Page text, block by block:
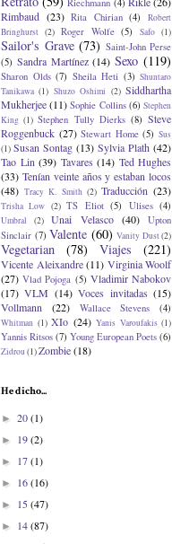
Rimbaud (23) Rita Chirian (4)
Robert
Bringhurst (2) Roger Wolfe (5) Safo (1)
Sailor's Grave (73) Saint-John Perse
(5) Sandra Martínez (14) Sexo (119)
Sharon Olds (7) Sheila Heti (3) Shuntaro
Tanikawa (1) Shuzo Oshimi (2) Siddhartha
Mukherjee (11) Sophie Collins (6) Stephen
King (1) Stephen Tully Dierks (8) Steve
Roggenbuck (27) Stewart Home (5) Sus
(1) Susan Sontag (13) Sylvia Plath (42)
Tao Lin (39) Tavares (14) Ted Hughes
(33) Tenían veinte años y estaban locos
(48) Tracy K. Smith (2) Traducción (23)
Trisha Low (2) TS Eliot (5) Ulises (4)
Umbral (2) Unai Velasco (40)
Upton
Sinclair (7) Valente (60) Vanity Dust(2)
Vegetarian (78) Viajes (221)
Vicente Aleixandre (11) Virginia Woolf
(27) Vlad Pojoga (5) Vladimir Nabokov
(17) VLM (14) Voces invitadas (15)
Vollmann
(22) Wallace Stevens (4)
Whitman (1) XIo (24) Yanis Varoufakis (1)
Yannis Ritsos (7) Young European Poets (6)
Zidrou(1)Zombie(18)
He dicho...
► 20(1)
► 19(2)
► 17(1)
► 16(16)
► 15(47)
► 14(87)